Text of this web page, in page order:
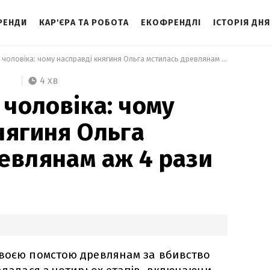
КАР'ЄРА ТА РОБОТА ЕКОФРЕНДЛІ ІСТОРІЯ ДНЯ
Не тільки за чоловіка: чому насправді княгиня Ольга мстилась древлянам аж 4 рази
4 хв
чому
Ольга
аж 4 рази
помстою древлянам за вбивство